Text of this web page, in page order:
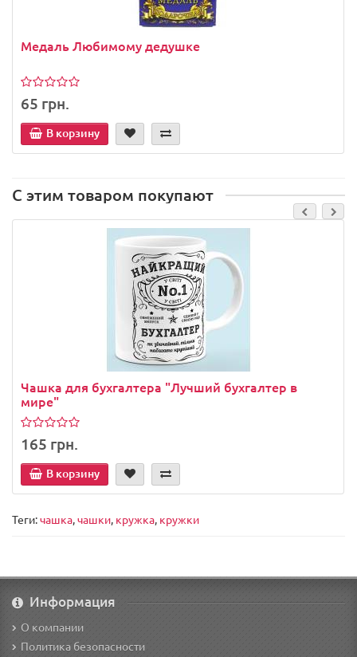
Медаль Любимому дедушке
65 грн.
В корзину
С этим товаром покупают
Чашка для бухгалтера "Лучший бухгалтер в
мире"
165 грн.
В корзину
Теги:чашка,чашки, кружка, кружки
Информация
О компании
Политика безопасности